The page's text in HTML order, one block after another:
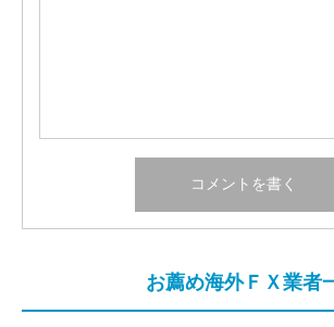
お薦め海外ＦＸ業者